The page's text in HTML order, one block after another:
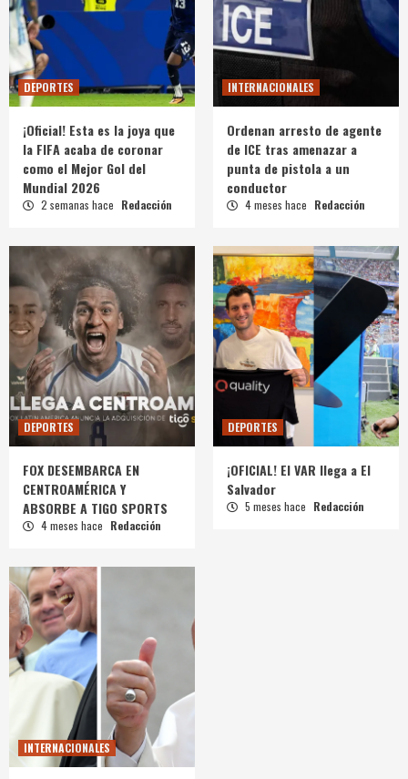
DEPORTES
¡Oficial! Esta es la joya que
la FIFA acaba de coronar
como el Mejor Gol del
Mundial 2026
2 semanas hace Redacción
INTERNACIONALES
Ordenan arresto de agente
de ICE tras amenazar a
punta de pistola a un
conductor
4 meses hace Redacción
DEPORTES
FOX DESEMBARCA EN
CENTROAMÉRICA Y
ABSORBE A TIGO SPORTS
4 meses hace Redacción
DEPORTES
¡OFICIAL! El VAR llega a El
Salvador
5 meses hace Redacción
INTERNACIONALES